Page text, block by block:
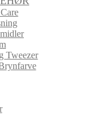
Tweezer